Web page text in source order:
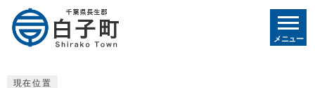
メニュー
現在位置